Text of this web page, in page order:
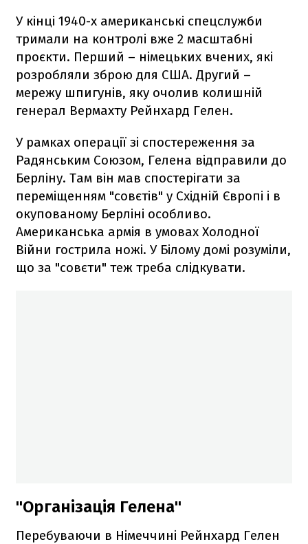
У кінці 1940-х американські спецслужби
тримали на контролі вже 2 масштабні
проєкти. Перший – німецьких вчених, які
розробляли зброю для США. Другий –
мережу шпигунів, яку очолив колишній
генерал Вермахту Рейнхард Гелен.
У рамках операції зі спостереження за
Радянським Союзом, Гелена відправили до
Берліну. Там він мав спостерігати за
переміщенням "совєтів" у Східній Європі і в
окупованому Берліні особливо.
Американська армія в умовах Холодної
Війни гострила ножі. У Білому домі розуміли,
що за "совєти" теж треба слідкувати.
"Організація Гелена"
Перебуваючи в Німеччині Рейнхард Гелен